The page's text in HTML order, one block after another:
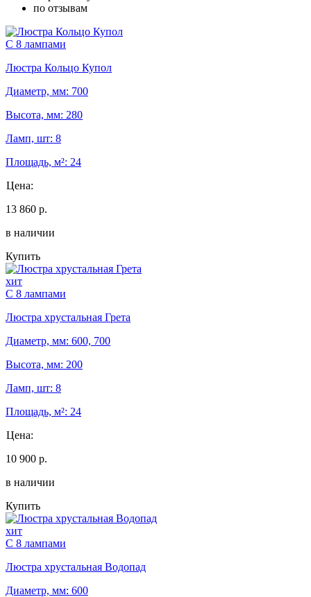
по отзывам
С 8 лампами
Люстра Кольцо Купол
Диаметр, мм: 700
Высота, мм: 280
Ламп, шт: 8
Площадь, м²: 24
Цена:
13 860 р.
в наличии
Купить
хит
С 8 лампами
Люстра хрустальная Грета
Диаметр, мм: 600, 700
Высота, мм: 200
Ламп, шт: 8
Площадь, м²: 24
Цена:
10 900 р.
в наличии
Купить
хит
С 8 лампами
Люстра хрустальная Водопад
Диаметр, мм: 600